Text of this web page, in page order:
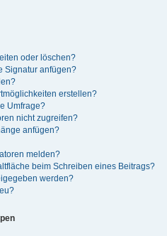
oder löschen?
Signatur anfügen?
erstellen?
Umfrage?
nicht zugreifen?
anfügen?
melden?
beim Schreiben eines Beitrags?
werden?